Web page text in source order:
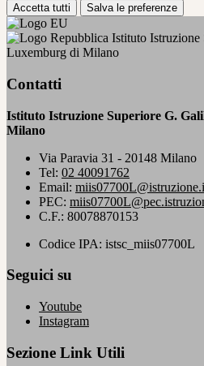
Accetta tutti Salva le preferenze
Istituto
Luxemburg di Milano
Contatti
Istituto Istruzione Superiore G.
Milano
Via Paravia 31 - 20148 Milano
Tel: 02 40091762
Email:
PEC:
C.F.: 80078870153
Codice IPA: istsc_miis07700L
Seguici su
Youtube
Instagram
Sezione Link Utili